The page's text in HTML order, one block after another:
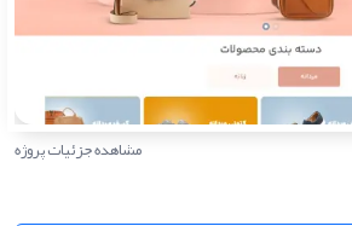
مشاهده جزئیات پروژه